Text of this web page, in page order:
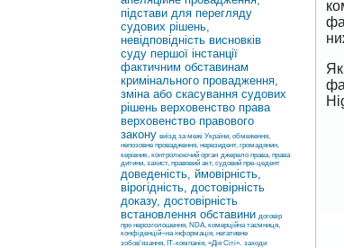
підстави для перегляду
судових рішень,
невідповідність висновків
суду першої інстанції
фактичним обставинам
кримінального провадження,
зміна або скасування судових
рішень верховенство права
верховенство правового
закону виїзд за межі України, обмеження,
непозовне провадження, нерезидент, громадянин,
керівник, контролюючий орган джерело права, права
дитини, захист, правовий акт, судовий пре-цедент
доведеність, ймовірність,
вірогідність, достовірність
доказу, достовірність
встановлення обставини договір
про нерозголошення, NDA, комерційна таємниця,
конфіденцій¬на інформація, негативне
зобов’язання, ІТ-компанія, «Дія Сіті». заходи